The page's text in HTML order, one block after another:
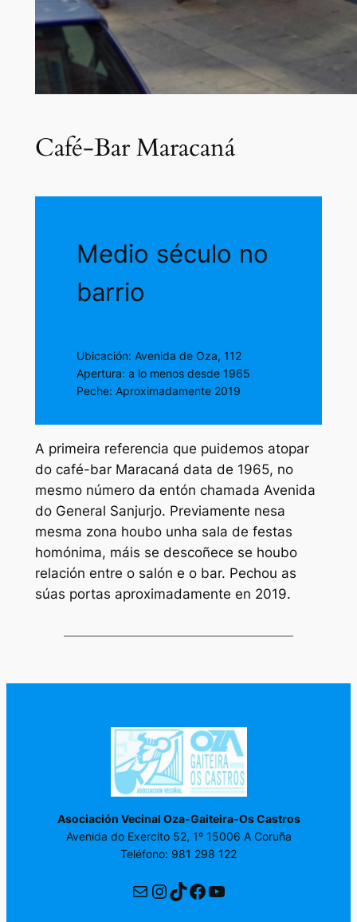
Café-Bar Maracaná
Medio século no
barrio
Ubicación: Avenida de Oza, 112
Apertura: a lo menos desde 1965
Peche: Aproximadamente 2019
A primeira referencia que puidemos atopar
do café-bar Maracaná data de 1965, no
mesmo número da entón chamada Avenida
do General Sanjurjo. Previamente nesa
mesma zona houbo unha sala de festas
homónima, máis se descoñece se houbo
relación entre o salón e o bar. Pechou as
súas portas aproximadamente en 2019.
Asociación Vecinal Oza-Gaiteira-Os Castros
Avenida do Exercito 52, 1º 15006 A Coruña
Teléfono: 981 298 122
Correo electrónico
Instagram
TikTok
Facebook
YouTube